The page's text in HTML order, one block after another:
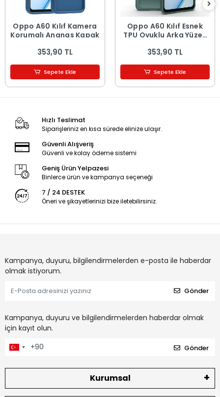
Oppo A60 Kılıf Kamera
Korumalı Ananas Kapak
353,90 TL
Sepete Ekle
Oppo A60 Kılıf Esnek
TPU Oyuklu Arka Yüzey
Kapak
353,90 TL
Sepete Ekle
Hızlı Teslimat
Siparişleriniz en kısa sürede elinize ulaşır.
Güvenli Alışveriş
Güvenli ve kolay ödeme sistemi
Geniş Ürün Yelpazesi
Binlerce ürün ve kampanya seçeneği
7 / 24 DESTEK
Öneri ve şikayetlerinizi bize iletebilirsiniz.
Kampanya, duyuru, bilgilendirmelerden e-posta ile haberdar
olmak istiyorum.
Gönder
Kampanya, duyuru ve bilgilendirmelerden haberdar olmak
için kayıt olun.
Gönder
Kurumsal